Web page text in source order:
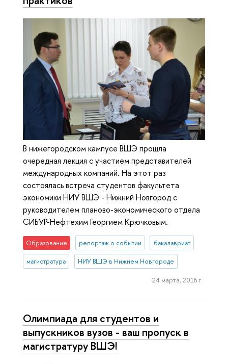
В нижегородском кампусе ВШЭ прошла
очередная лекция с участием представителей
международных компаний. На этот раз
состоялась встреча студентов факультета
экономики НИУ ВШЭ - Нижний Новгород с
руководителем планово-экономического отдела
СИБУР-Нефтехим Георгием Крючковым.
Образование репортаж о событии бакалавриат
магистратура НИУ ВШЭ в Нижнем Новгороде
24 марта, 2016 г.
Олимпиада для студентов и
выпускников вузов - ваш пропуск в
магистратуру ВШЭ!